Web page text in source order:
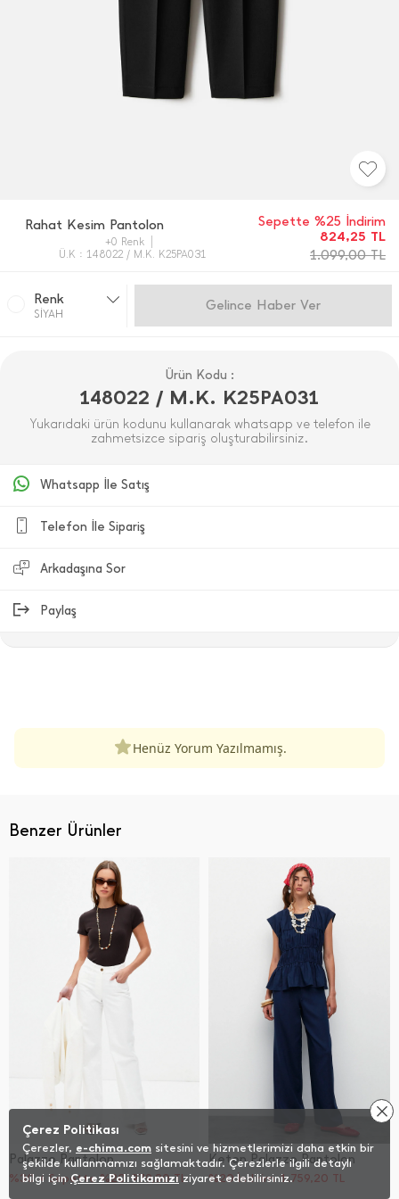
Rahat Kesim Pantolon
+0 Renk
Ü.K : 148022 / M.K. K25PA031
Sepette %25 İndirim
824,25 TL
1.099,00TL
Renk
SİYAH
Gelince Haber Ver
Ürün Kodu :
148022 / M.K. K25PA031
Yukarıdaki ürün kodunu kullanarak whatsapp ve telefon ile
zahmetsizce sipariş oluşturabilirsiniz.
Whatsapp İle Satış
Telefon İle Sipariş
Arkadaşına Sor
Paylaş
Henüz Yorum Yazılmamış.
Benzer Ürünler
Palazzo Pantolon
%30 + Sepette %20 979,30TL
Keten Palazzo Pantolon
%20 İndirim 1.759,20 TL
Çerez Politikası
Çerezler, e-chima.com sitesini ve hizmetlerimizi daha etkin bir
şekilde kullanmamızı sağlamaktadır. Çerezlerle ilgili detaylı
bilgi içinÇerez Politikamızıziyaret edebilirsiniz.